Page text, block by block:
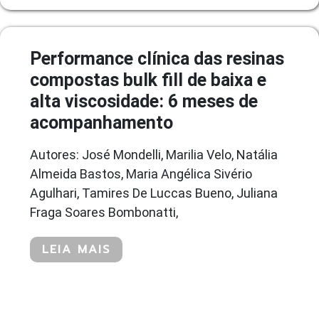
Performance clínica das resinas
compostas bulk fill de baixa e
alta viscosidade: 6 meses de
acompanhamento
Autores: José Mondelli, Marilia Velo, Natália
Almeida Bastos, Maria Angélica Sivério
Agulhari, Tamires De Luccas Bueno, Juliana
Fraga Soares Bombonatti,
LEIA MAIS